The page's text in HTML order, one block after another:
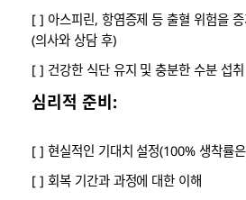
[ ] 아스피린, 항염증제 등 출혈 위험을
(의사와 상담 후)
[ ] 건강한 식단 유지 및 충분한 수분 섭취
심리적 준비:
[ ] 현실적인 기대치 설정(100% 생착률
[ ] 회복 기간과 과정에 대한 이해